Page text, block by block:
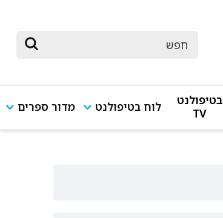
בטיפולנט
TV
לוח בטיפולנט מדור ספרים